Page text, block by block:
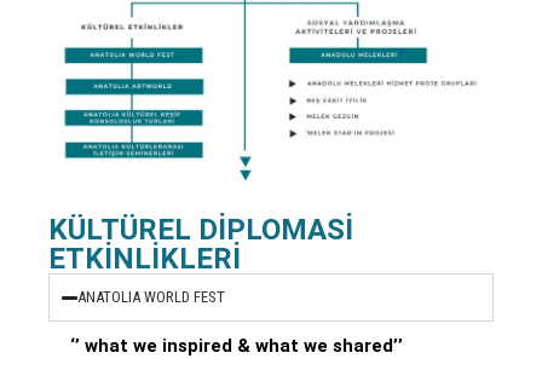
KÜLTÜREL DİPLOMASİ
ETKİNLİKLERİ
ANATOLIA WORLD FEST
‘’ what we inspired & what we shared’’